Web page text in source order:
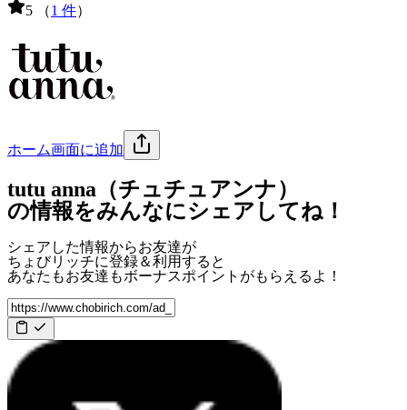
5 （1 件）
ホーム画面に追加
tutu anna（チュチュアンナ）
の情報をみんなにシェアしてね！
シェアした情報からお友達が
ちょびリッチに登録＆利用すると
あなたもお友達もボーナスポイント がもらえるよ！